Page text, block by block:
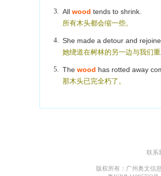
3. All wood tends to shrink.
所有木头都会缩一些。
4. She made a detour and
她绕道在树林的另一边与我们重
5. The wood has rotted away
那木头已完全朽了。
联系
版权所有：广州奥文信